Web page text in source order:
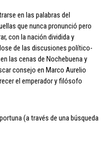
en las palabras del
que nunca pronunció pero
con la nación dividida y
de las discusiones político-
las cenas de Nochebuena y
consejo en Marco Aurelio
el emperador y filósofo
(a través de una búsqueda